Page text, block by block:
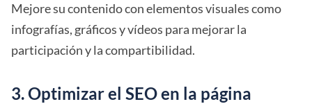
Mejore su contenido con elementos visuales como
infografías, gráficos y vídeos para mejorar la
participación y la compartibilidad.
3. Optimizar el SEO en la página